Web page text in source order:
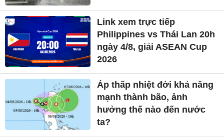
Link xem trực tiếp
Philippines vs Thái Lan 20h
ngày 4/8, giải ASEAN Cup
2026
Áp thấp nhiệt đới khả năng
mạnh thành bão, ảnh
hưởng thế nào đến nước
ta?